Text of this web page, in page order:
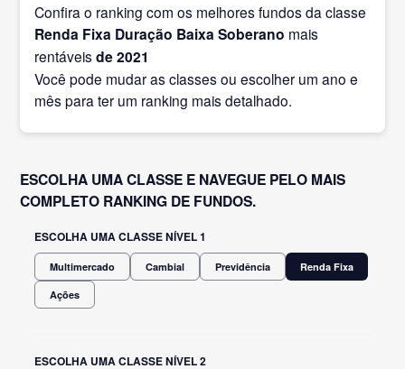
Confira o ranking com os melhores fundos da classe
Renda Fixa Duração Baixa Soberano mais
rentáveisde 2021
Você pode mudar as classes ou escolher um ano e
mês para ter um ranking mais detalhado.
ESCOLHA UMA CLASSE E NAVEGUE PELO MAIS
COMPLETO RANKING DE FUNDOS.
ESCOLHA UMA CLASSE NÍVEL 1
Multimercado Cambial Previdência Renda Fixa
Ações
ESCOLHA UMA CLASSE NÍVEL 2